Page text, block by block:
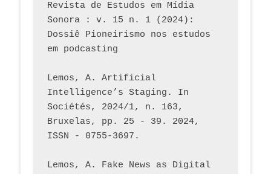
Revista de Estudos em Mídia
Sonora : v. 15 n. 1 (2024):
Dossiê Pioneirismo nos estudos
em podcasting
Lemos, A. Artificial
Intelligence’s Staging. In
Sociétés, 2024/1, n. 163,
Bruxelas, pp. 25 - 39. 2024,
ISSN - 0755-3697.
Lemos, A. Fake News as Digital